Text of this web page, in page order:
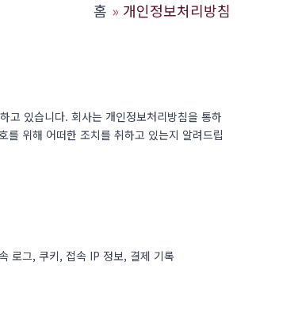
홈 개인정보처리방침
고 있습니다. 회사는 개인정보처리방침을 통하
를 위해 어떠한 조치를 취하고 있는지 알려드립
로그, 쿠키, 접속 IP 정보, 결제 기록